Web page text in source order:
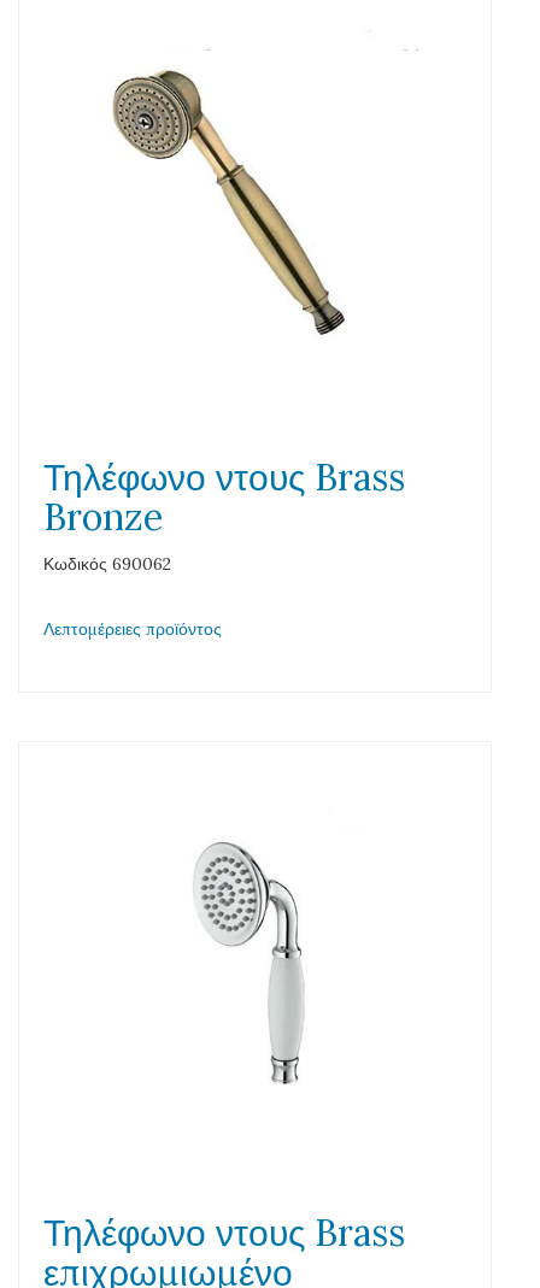
Τηλέφωνο ντους Brass
Bronze
Κωδικός 690062
Λεπτομέρειες προϊόντος
Τηλέφωνο ντους Brass
επιχρωμιωμένο